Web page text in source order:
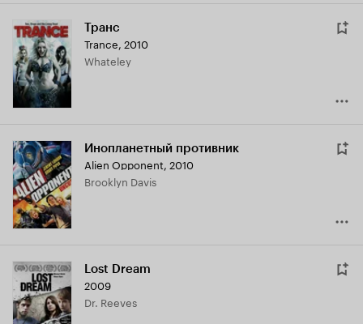
Транс
Trance, 2010
Whateley
Инопланетный противник
Alien Opponent, 2010
Brooklyn Davis
Lost Dream
2009
Dr. Reeves